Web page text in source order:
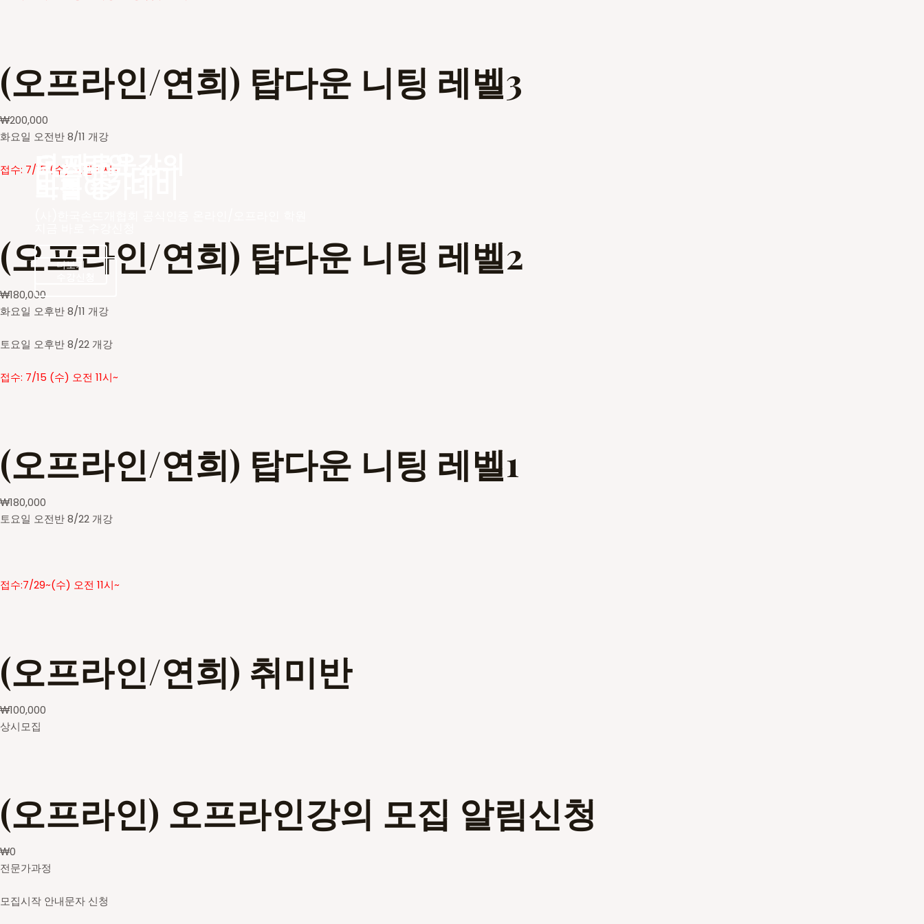
바늘아카데미
더보기
더 새로운
오프라인 강의
(오프라인/연희) 탑다운 니팅 레벨3
₩200,000
화요일 오전반 8/11 개강
접수: 7/15 (수) 오전 11시~
(오프라인/연희) 탑다운 니팅 레벨2
₩180,000
화요일 오후반 8/11 개강
토요일 오후반 8/22 개강
접수: 7/15 (수) 오전 11시~
(오프라인/연희) 탑다운 니팅 레벨1
₩180,000
토요일 오전반 8/22 개강
접수:7/29~(수) 오전 11시~
(오프라인/연희) 취미반
₩100,000
상시모집
(오프라인) 오프라인강의 모집 알림신청
₩0
전문가과정
모집시작 안내문자 신청